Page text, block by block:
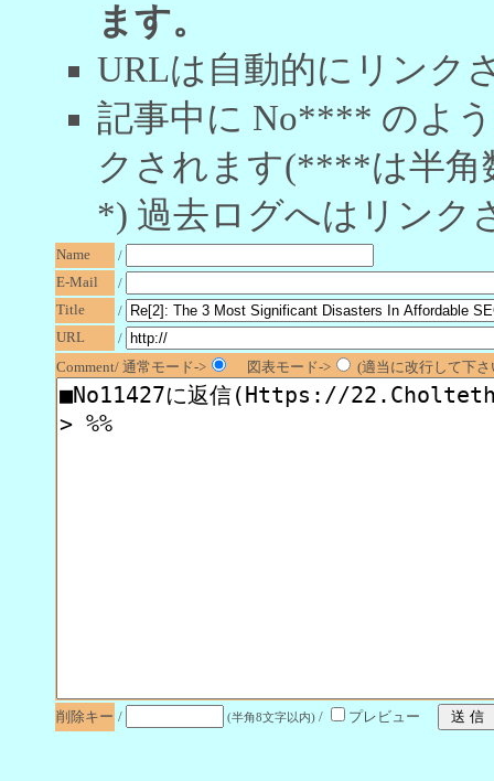
ます。
URLは自動的にリンク
記事中に No**** のよ
クされます(****は半角
*) 過去ログへはリンク
Name
/
E-Mail
/
Title
/
URL
/
Comment/ 通常モード->
図表モード-> (適当に改行して下
削除キー / (半角8文字以内) / プレビュー